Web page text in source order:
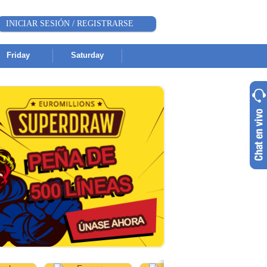
INICIAR SESIÓN / REGISTRARSE
Friday Saturday